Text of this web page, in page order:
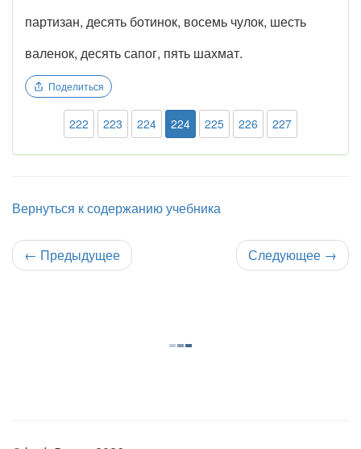
партизан, десять ботинок, восемь чулок, шесть
валенок, десять сапог, пять шахмат.
Поделиться
222 223 224 224 225 226 227
Вернуться к содержанию учебника
← Предыдущее Следующее →